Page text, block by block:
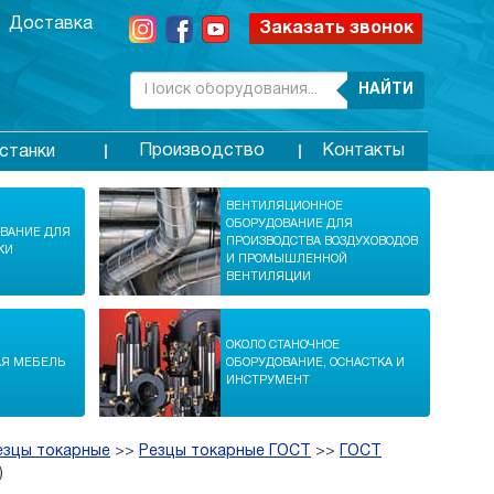
Доставка Заказать звонок
НАЙТИ
Производство Контакты
ДЛЯ
ВЕНТИЛЯЦИОННОЕ
ОБОРУДОВАНИЕ ДЛЯ
ПРОИЗВОДСТВА ВОЗДУХОВОДОВ
И ПРОМЫШЛЕННОЙ
ВЕНТИЛЯЦИИ
МЕБЕЛЬ
ОКОЛО СТАНОЧНОЕ
ОБОРУДОВАНИЕ, ОСНАСТКА И
ИНСТРУМЕНТ
токарные >> Резцы токарные ГОСТ >>
ГОСТ